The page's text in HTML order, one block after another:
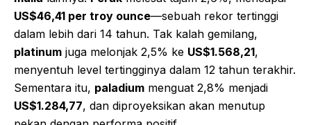
US$46,41 per troy ounce—sebuah rekor tertinggi
dalam lebih dari 14 tahun. Tak kalah gemilang,
platinum juga melonjak 2,5% ke US$1.568,21,
menyentuh level tertingginya dalam 12 tahun terakhir.
Sementara itu, paladium menguat 2,8% menjadi
US$1.284,77, dan diproyeksikan akan menutup